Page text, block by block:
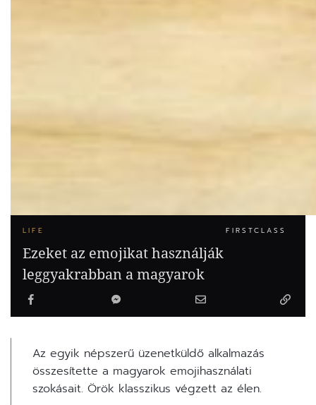
LIFE FIRSTCLASS
Ezeket az emojikat használják
leggyakrabban a magyarok
Az egyik népszerű üzenetküldő alkalmazás
összesítette a magyarok emojihasználati
szokásait. Örök klasszikus végzett az élen.